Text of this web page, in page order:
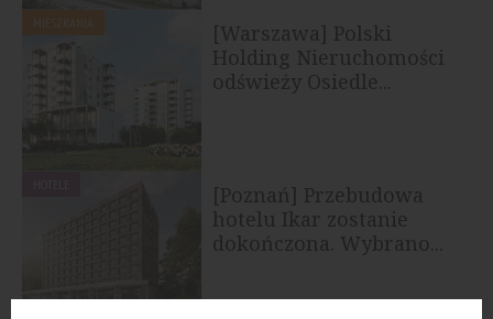
[Warszawa] Polski
Holding Nieruchomości
odświeży Osiedle...
[Poznań] Przebudowa
hotelu Ikar zostanie
dokończona. Wybrano...